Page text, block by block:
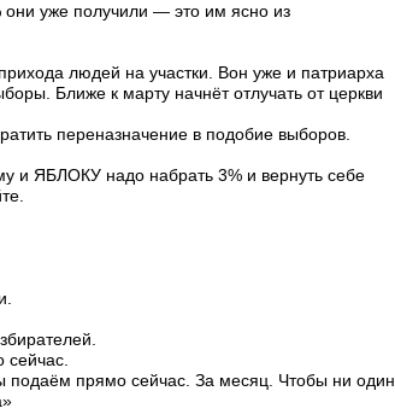
они уже получили — это им ясно из
людей на участки. Вон уже и патриарха
Ближе к марту начнёт отлучать от церкви
переназначение в подобие выборов.
и ЯБЛОКУ надо набрать 3% и вернуть себе
сейчас.
подаём прямо сейчас. За месяц. Чтобы ни один